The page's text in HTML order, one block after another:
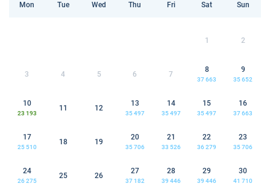
Mon Tue Wed Thu Fri Sat Sun
1 2
3 4 5 6 7
8
37 663
9
35 652
10
23 193
11 12
13
35 497
14
35 497
15
35 497
16
37 663
17
25 510
18 19
20
35 706
21
33 526
22
36 279
23
35 706
24
26 275
25 26
27
37 182
28
39 446
29
39 446
30
41 710